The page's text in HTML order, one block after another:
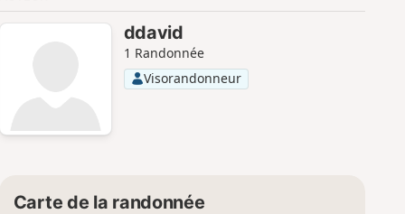
r
ddavid
1 Randonnée
Visorandonneur
Carte de la randonnée